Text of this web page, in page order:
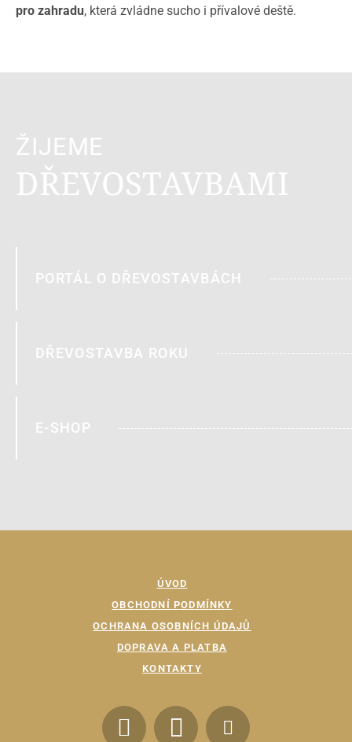
pro zahradu, která zvládne sucho i přívalové deště.
ŽIJEME
DŘEVOSTAVBAMI
PORTÁL O DŘEVOSTAVBÁCH
DŘEVOSTAVBA ROKU
E-SHOP
ÚVOD
OBCHODNÍ PODMÍNKY
OCHRANA OSOBNÍCH ÚDAJŮ
DOPRAVA A PLATBA
KONTAKTY